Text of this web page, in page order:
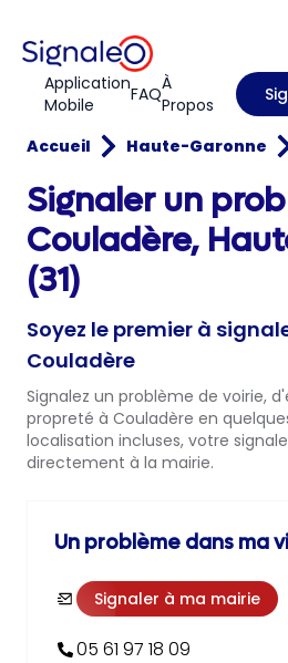
Application
Mobile
FAQÀ
Propos
Accueil Haute-Garonne
Signaler un
Couladère,
(31)
Soyez le premier à
Couladère
Signalez un problème de voirie,
propreté à Couladère en
localisation incluses, votre
directement à la mairie.
Un problème dans ma
Signaler à ma mairie
05 61 97 18 09